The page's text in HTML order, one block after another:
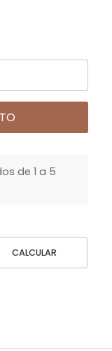
de 1 a 5
CALCULAR